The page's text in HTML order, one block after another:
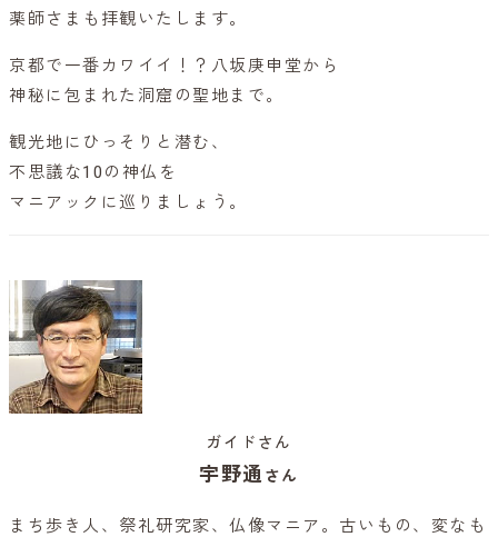
薬師さまも拝観いたします。
京都で一番カワイイ！？八坂庚申堂から
神秘に包まれた洞窟の聖地まで。
観光地にひっそりと潜む、
不思議な10の神仏を
マニアックに巡りましょう。
ガイドさん
宇野通 さん
まち歩き人、祭礼研究家、仏像マニア。古いもの、変なも